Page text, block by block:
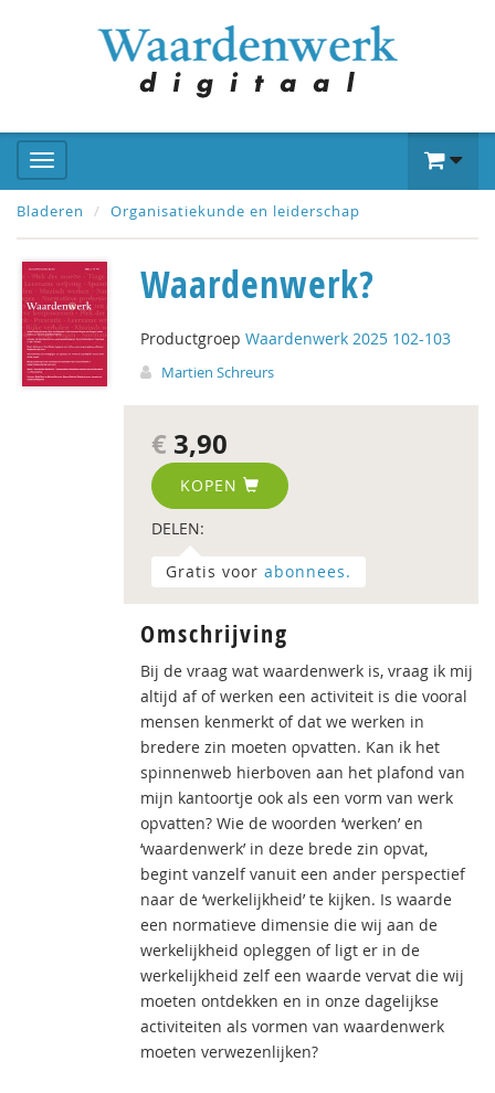
Bladeren Organisatiekunde en leiderschap
Waardenwerk?
Productgroep Waardenwerk 2025 102-103
Martien Schreurs
€ 3,90
KOPEN
DELEN:
Gratis voor abonnees.
Omschrijving
Bij de vraag wat waardenwerk is, vraag ik mij
altijd af of werken een activiteit is die vooral
mensen kenmerkt of dat we werken in
bredere zin moeten opvatten. Kan ik het
spinnenweb hierboven aan het plafond van
mijn kantoortje ook als een vorm van werk
opvatten? Wie de woorden ‘werken’ en
‘waardenwerk’ in deze brede zin opvat,
begint vanzelf vanuit een ander perspectief
naar de ‘werkelijkheid’ te kijken. Is waarde
een normatieve dimensie die wij aan de
werkelijkheid opleggen of ligt er in de
werkelijkheid zelf een waarde vervat die wij
moeten ontdekken en in onze dagelijkse
activiteiten als vormen van waardenwerk
moeten verwezenlijken?